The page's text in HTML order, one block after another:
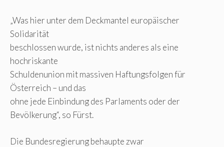
„Was hier unter dem Deckmantel europäischer
Solidarität
beschlossen wurde, ist nichts anderes als eine
hochriskante
Schuldenunion mit massiven Haftungsfolgen für
Österreich – und das
ohne jede Einbindung des Parlaments oder der
Bevölkerung“, so Fürst.
Die Bundesregierung behaupte zwar